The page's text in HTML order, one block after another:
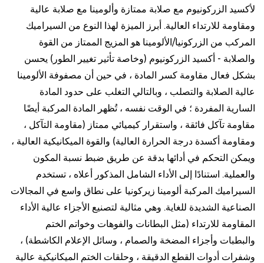
لأكسيد الزركونيوم مع صلابة ممتازة وألومينا مع صلابة عالية
ومقاومة للارتداء العالية. أبرز الميزة لهذا النوع من السيراميك
المركب من الزركونيا/الألومينا هو المزيج الممتاز من القوة
والصلابة - أكسيد الزركونيوم (وخاصة تأثير تغيير الطور) يحسن
بشكل فعال مقاومة كسر المادة ، في حين أن مصفوفة الألومينا
عالية الصلابة والتصلب ، وبالتالي التغلب على حدود المادة
السارية المفردة ؛ في الوقت نفسه ، تُظهر المادة المركبة أيضًا
مقاومة تآكل فائقة ، واستقرار كيميائي ممتاز (مقاومة التآكل ،
ومقاومة أكسدة درجة الحرارة العالية) والقوة الميكانيكية العالية ،
ويمكن التحكم في أدائها بدقة عن طريق ضبط نسبة المكون
والعملية. استنادًا إلى الأداء الشامل المذكور أعلاه ، تستخدم
السيراميك المركبة ألومينا زيركونيا على نطاق واسع في المجالات
الصناعية الشديدة للغاية. وهي مثالية لتصنيع الأجزاء عالية الأداء
المقاومة للارتداء (مثل البطانات والفوهات وخواتم الختم
والبطبات وأجزاء المضخة والصمام ، وسائل الإعلام الكاشطة) ،
وشفرات أدوات القطع الدقيقة ، وحلقات الختم الميكانيكية عالية